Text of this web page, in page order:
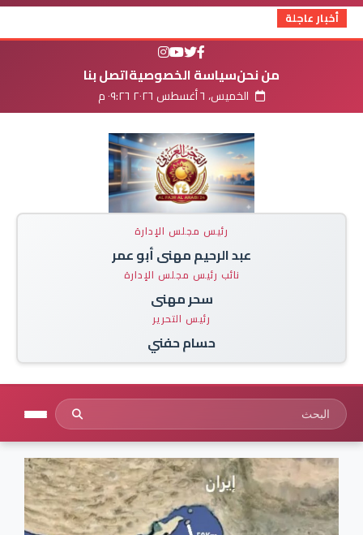
أخبار عاجلة
من نحنسياسة الخصوصيةاتصل بنا
الخميس، ٦ أغسطس ٢٠٢٦ ٠٩:٢٦ م
رئيس مجلس الإدارة
عبد الرحيم مهنى أبو عمر
نائب رئيس مجلس الإدارة
سحر مهنى
رئيس التحرير
حسام حفني